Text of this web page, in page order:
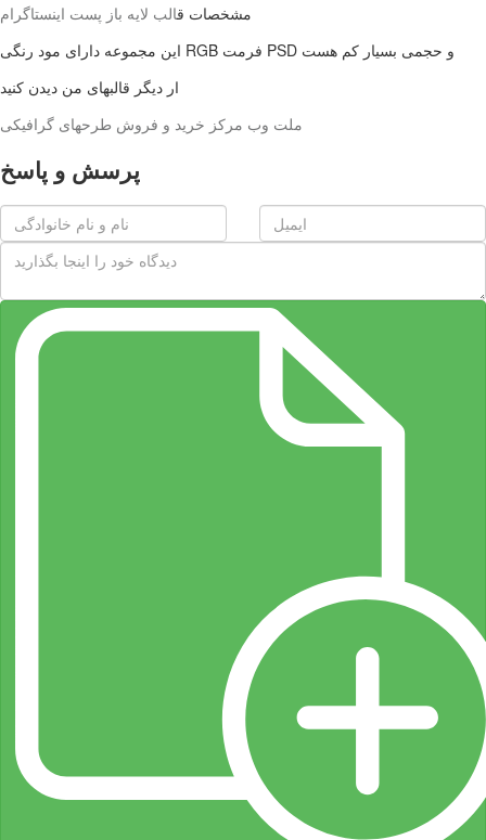
مشخصات قالب لایه باز پست اینستاگرام
ملت وب مرکز خرید و فروش طرحهای گرافیکی
پرسش و پاسخ